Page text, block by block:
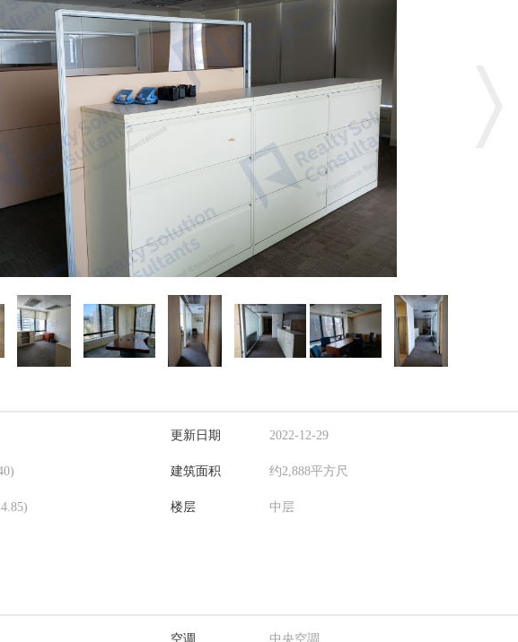
更新日期 2022-12-29
建筑面积 约2,888平方尺
楼层 中层
空调 中央空調